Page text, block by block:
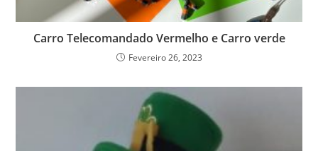
Carro Telecomandado Vermelho e Carro verde
Fevereiro 26, 2023